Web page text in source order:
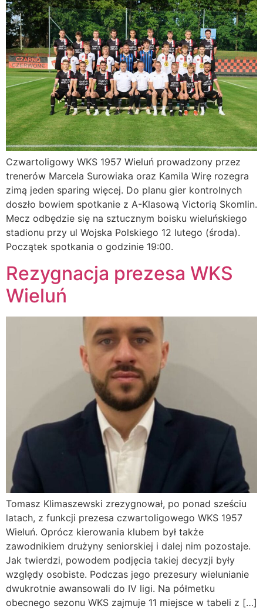
Czwartoligowy WKS 1957 Wieluń prowadzony przez
trenerów Marcela Surowiaka oraz Kamila Wirę rozegra
zimą jeden sparing więcej. Do planu gier kontrolnych
doszło bowiem spotkanie z A-Klasową Victorią Skomlin.
Mecz odbędzie się na sztucznym boisku wieluńskiego
stadionu przy ul Wojska Polskiego 12 lutego (środa).
Początek spotkania o godzinie 19:00.
Rezygnacja prezesa WKS
Wieluń
Tomasz Klimaszewski zrezygnował, po ponad sześciu
latach, z funkcji prezesa czwartoligowego WKS 1957
Wieluń. Oprócz kierowania klubem był także
zawodnikiem drużyny seniorskiej i dalej nim pozostaje.
Jak twierdzi, powodem podjęcia takiej decyzji były
względy osobiste. Podczas jego prezesury wielunianie
dwukrotnie awansowali do IV ligi. Na półmetku
obecnego sezonu WKS zajmuje 11 miejsce w tabeli z […]